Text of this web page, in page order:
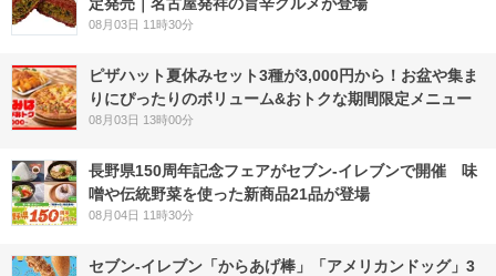
08月03日 11時30分
ピザハット夏休みセット3種が3,000円から！お盆や集ま
りにぴったりのボリューム&おトクな期間限定メニュー
08月03日 13時00分
長野県150周年記念フェアがセブン-イレブンで開催 味
噌や伝統野菜を使った新商品21品が登場
08月04日 11時30分
セブン‐イレブン「からあげ棒」「アメリカンドッグ」3